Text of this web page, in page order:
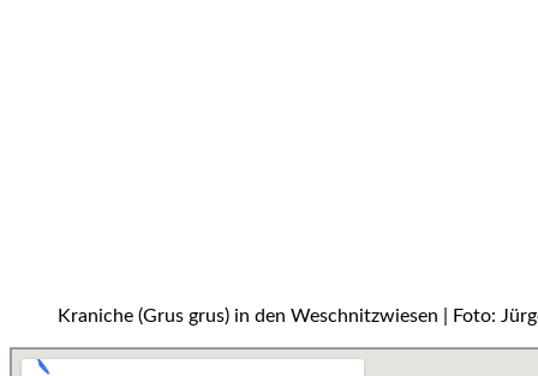
Kraniche (Grus grus) in den Weschnitzwiesen | Foto: